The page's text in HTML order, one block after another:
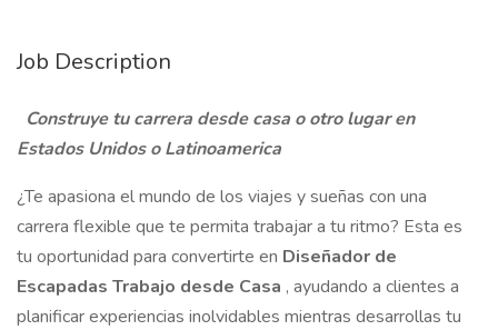
Job Description
Construye tu carrera desde casa o otro lugar en
Estados Unidos o Latinoamerica
¿Te apasiona el mundo de los viajes y sueñas con una
carrera flexible que te permita trabajar a tu ritmo? Esta es
tu oportunidad para convertirte en Diseñador de
Escapadas Trabajo desde Casa , ayudando a clientes a
planificar experiencias inolvidables mientras desarrollas tu